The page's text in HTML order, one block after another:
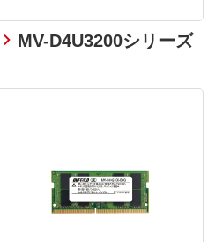
MV-D4U3200シリーズ